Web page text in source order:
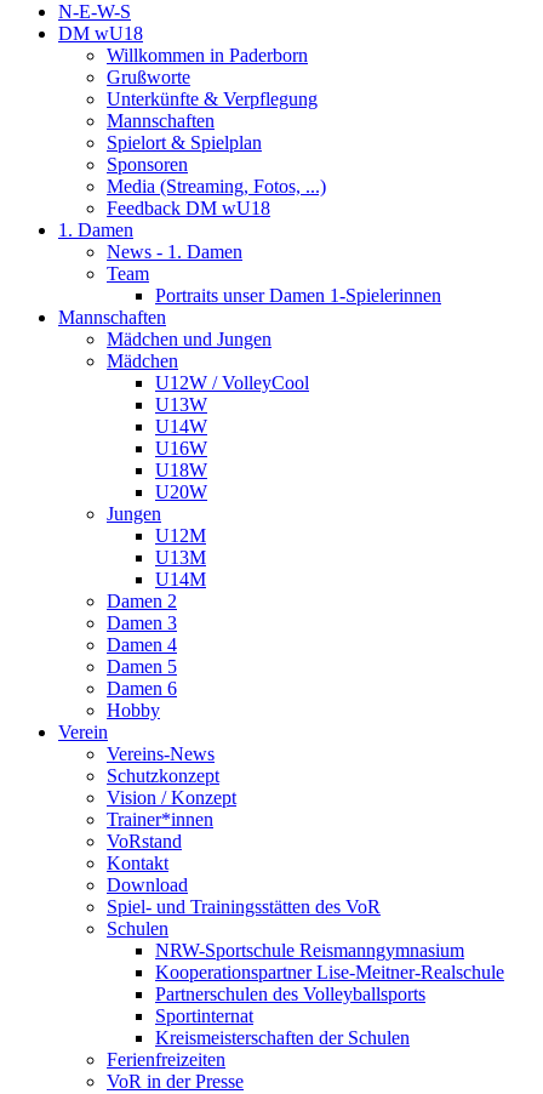
N-E-W-S
DM wU18
Willkommen in Paderborn
Grußworte
Unterkünfte & Verpflegung
Mannschaften
Spielort & Spielplan
Sponsoren
Media (Streaming, Fotos, ...)
Feedback DM wU18
1. Damen
News - 1. Damen
Team
Portraits unser Damen 1-Spielerinnen
Mannschaften
Mädchen und Jungen
Mädchen
U12W / VolleyCool
U13W
U14W
U16W
U18W
U20W
Jungen
U12M
U13M
U14M
Damen 2
Damen 3
Damen 4
Damen 5
Damen 6
Hobby
Verein
Vereins-News
Schutzkonzept
Vision / Konzept
Trainer*innen
VoRstand
Kontakt
Download
Spiel- und Trainingsstätten des VoR
Schulen
NRW-Sportschule Reismanngymnasium
Kooperationspartner Lise-Meitner-Realschule
Partnerschulen des Volleyballsports
Sportinternat
Kreismeisterschaften der Schulen
Ferienfreizeiten
VoR in der Presse